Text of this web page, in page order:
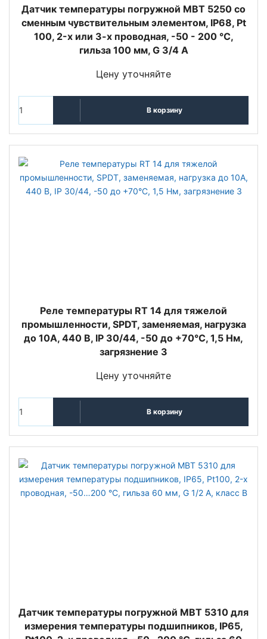
Датчик температуры погружной MBT 5250 со
сменным чувствительным элементом, IP68, Pt
100, 2-х или 3-х проводная, -50 - 200 °C,
гильза 100 мм, G 3/4 A
Цену уточняйте
В корзину
Реле температуры RT 14 для тяжелой
промышленности, SPDT, заменяемая, нагрузка
до 10А, 440 В, IP 30/44, -50 до +70°С, 1,5 Нм,
загрязнение 3
Цену уточняйте
В корзину
Датчик температуры погружной MBT 5310 для
измерения температуры подшипников, IP65,